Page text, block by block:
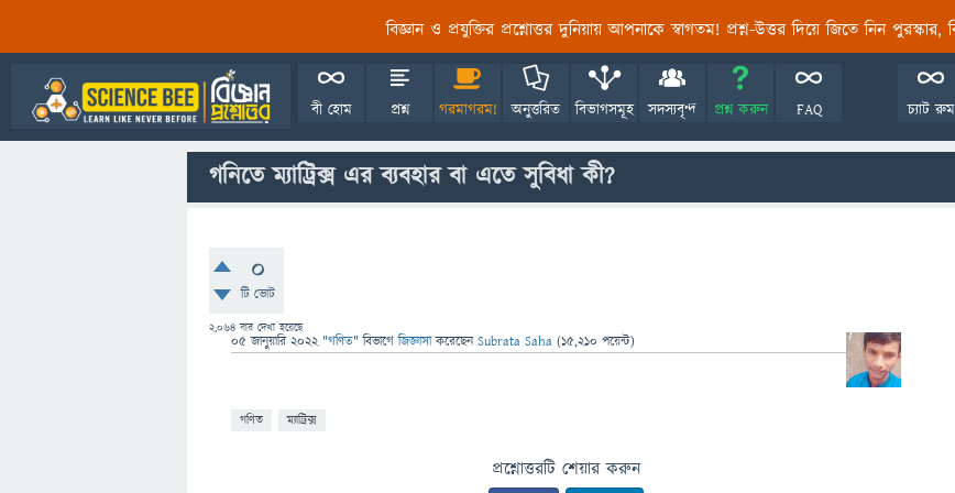
বিজ্ঞান ও প্রযুক্তির প্রশ্নোত্তর দুনিয়ায় আপনাকে স্বাগতম! প্রশ্ন-উত্তর দিয়ে জিতে নিন পুরস্কার,
বী হোম প্রশ্ন গরমাগরম! অনুত্তরিত বিভাগসমূহ সদস্যবৃন্দ প্রশ্ন করুন FAQ চ্যাট রুম
গনিতে ম্যাট্রিক্স এর ব্যবহার বা এতে সুবিধা কী?
0
টি ভোট
2,064 বার দেখা হয়েছে
05 জানুয়ারি 2022 "গণিত" বিভাগে জিজ্ঞাসাকরেছেনSubrata Saha (15,210 পয়েন্ট)
গণিত ম্যাট্রিক্স
প্রশ্নোত্তরটি শেয়ার করুন